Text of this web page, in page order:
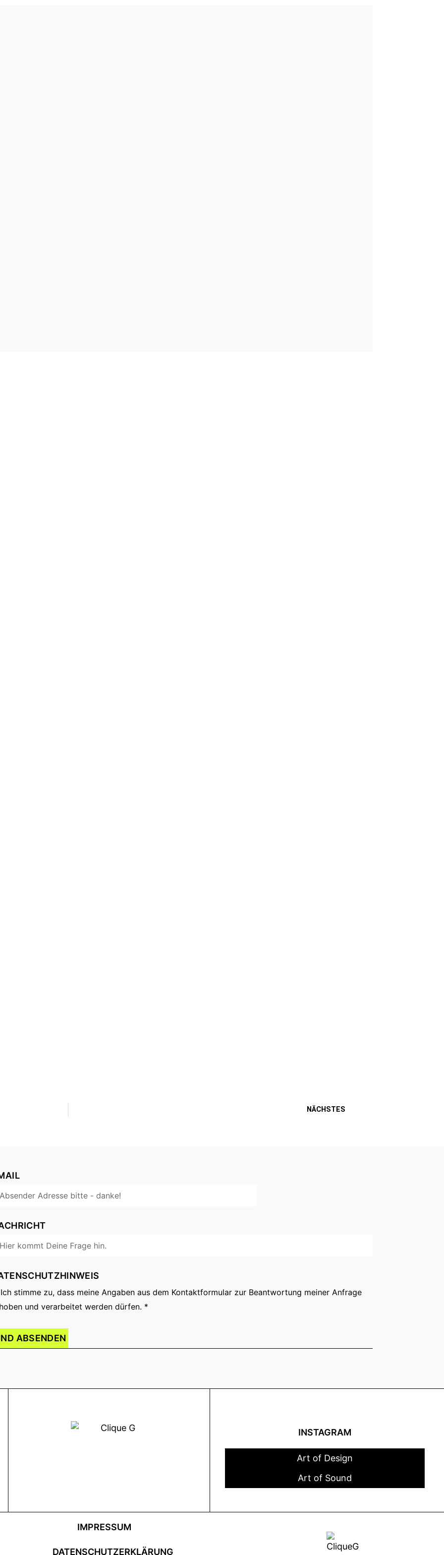
NÄCHSTES
Ich stimme zu, dass meine Angaben aus dem Kontaktformular zur Beantwortung meiner Anfrage
und verarbeitet werden dürfen. *
ABSENDEN
INSTAGRAM
Art of Design
Art of Sound
IMPRESSUM
DATENSCHUTZERKLÄRUNG